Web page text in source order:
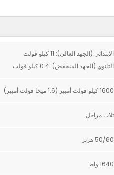
الابتدائي (الجهد العالي): 11 كيلو فولت
الثانوي (الجهد المنخفض): 0.4 كيلو فولت
1600 كيلو فولت أمبير (1.6 ميجا فولت أمبير)
ثلاث مراحل
50/60 هرتز
1640 واط